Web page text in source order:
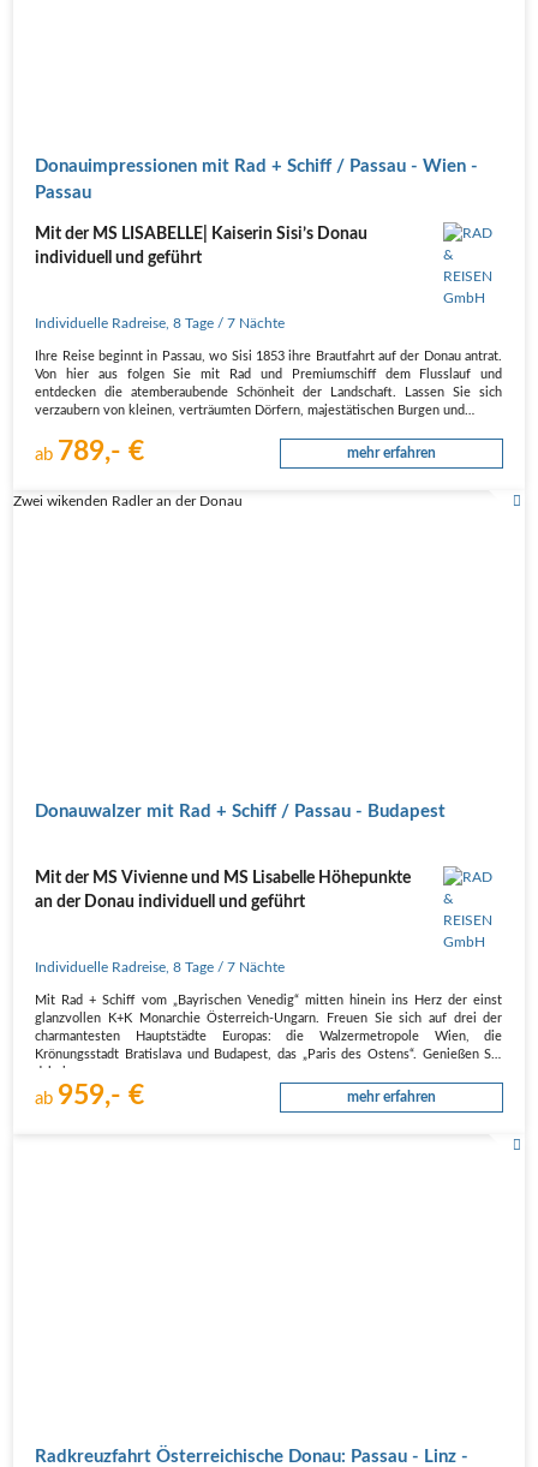
Donauimpressionen mit Rad + Schiff / Passau - Wien -
Passau
Mit der MS LISABELLE| Kaiserin Sisi’s Donau
individuell und geführt
Individuelle Radreise ,8 Tage / 7 Nächte
Ihre Reise beginnt in Passau, wo Sisi 1853 ihre Brautfahrt auf der Donau antrat.
Von hier aus folgen Sie mit Rad und Premiumschiff dem Flusslauf und
entdecken die atemberaubende Schönheit der Landschaft. Lassen Sie sich
verzaubern von kleinen, verträumten Dörfern, majestätischen Burgen und…
ab 789,- € mehr erfahren
Zwei wikenden Radler an der Donau
Donauwalzer mit Rad + Schiff / Passau - Budapest
Mit der MS Vivienne und MS Lisabelle Höhepunkte
an der Donau individuell und geführt
Individuelle Radreise ,8 Tage / 7 Nächte
Mit Rad + Schiff vom „Bayrischen Venedig“ mitten hinein ins Herz der einst
glanzvollen K+K Monarchie Österreich-Ungarn. Freuen Sie sich auf drei der
charmantesten Hauptstädte Europas: die Walzermetropole Wien, die
Krönungsstadt Bratislava und Budapest, das „Paris des Ostens“. Genießen Sie
ab 959,- € mehr erfahren
Radkreuzfahrt Österreichische Donau: Passau - Linz -